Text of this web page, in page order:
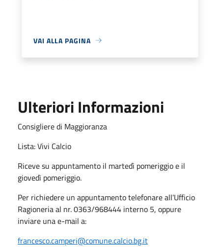
VAI ALLA PAGINA
Ulteriori Informazioni
Consigliere di Maggioranza
Lista: Vivi Calcio
Riceve su appuntamento il martedì pomeriggio e il
giovedì pomeriggio.
Per richiedere un appuntamento telefonare all’Ufficio
Ragioneria al nr. 0363/968444 interno 5, oppure
inviare una e-mail a:
francesco.camperi@comune.calcio.bg.it